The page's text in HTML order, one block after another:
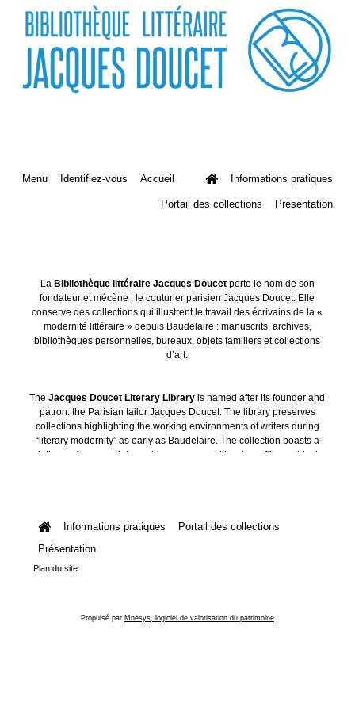
Menu Identifiez-vous Accueil Informations pratiques
Portail des collections Présentation
La Bibliothèque littéraire Jacques Doucetporte le nom de son
fondateur et mécène : le couturier parisien Jacques Doucet. Elle
conserve des collections qui illustrent le travail des écrivains de la «
modernité littéraire » depuis Baudelaire : manuscrits, archives,
bibliothèques personnelles, bureaux, objets familiers et collections
d’art.
TheJacques Doucet Literary Library is named after its founder and
patron: the Parisian tailor Jacques Doucet. The library preserves
collections highlighting the working environments of writers during
“literary modernity” as early as Baudelaire. The collection boasts a
plethora of manuscripts, archives, personal libraries, offices, objects
Informations pratiques
Portail des collections
Présentation
Plan du site
Propulsé par Mnesys, logiciel de valorisation du patrimoine